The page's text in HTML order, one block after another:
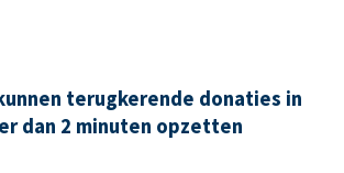
terugkerende donaties in
dan 2 minuten opzetten